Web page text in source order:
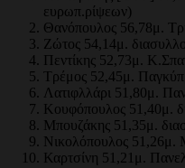
ευρωπ.ρίψεων)
Θανόπουλος 56,78μ.
Ζώτος 54,14μ.
Πεντίκης 52,73μ.
Τρέμος 52,45μ.
Λατιφλλάρι 51,80μ.
Κουφόπουλος 51,40μ.
Μπουζάκης 51,35μ.
Νικολόπουλος 51,26μ.
Καρτσίνη 51,21μ.